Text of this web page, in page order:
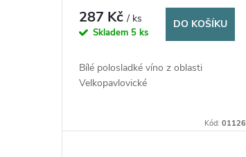
287 Kč/ ks
Skladem 5 ks
DO KOŠÍKU
Bílé polosladké víno z oblasti
Velkopavlovické
Kód:01126